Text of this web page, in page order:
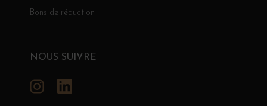
Bons de réduction
NOUS SUIVRE
Instagram